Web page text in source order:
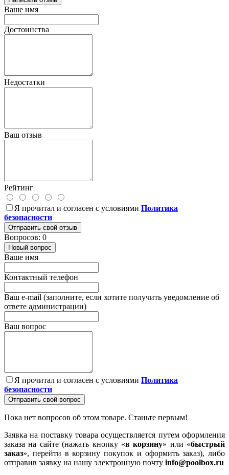
Ваше имя
Достоинства
Недостатки
Ваш отзыв
Рейтинг
Я прочитал и согласен с условиями Политика
безопасности
Отправить свой отзыв
Вопросов: 0
Новый вопрос
Ваше имя
Контактный телефон
Ваш e-mail (заполните, если хотите получить уведомление об
ответе администрации)
Ваш вопрос
Я прочитал и согласен с условиями Политика
безопасности
Отправить свой вопрос
Пока нет вопросов об этом товаре. Станьте первым!
Заявка на поставку товара осуществляется путем оформления
заказа на сайте (нажать кнопку «в корзину» или «быстрый
заказ», перейти в корзину покупок и оформить заказ), либо
отправив заявку на нашу электронную почту info@poolbox.ru